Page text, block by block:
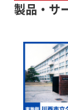
製品・サ